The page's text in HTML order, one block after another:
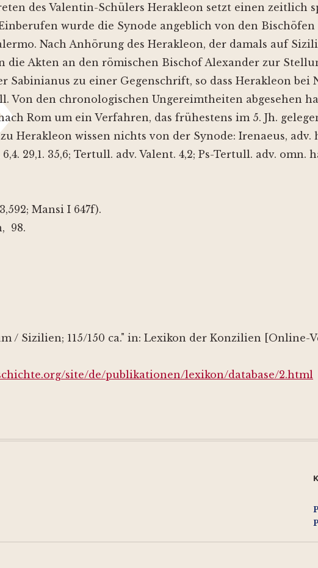
des Valentin-Schülers Herakleon setzt einen zeitlich
wurde die Synode angeblich von den Bischöfen
Nach Anhörung des Herakleon, der damals auf
die Akten an den römischen Bischof Alexander zur
Sabinianus zu einer Gegenschrift, so dass Herakleon bei
Von den chronologischen Ungereimtheiten abgesehen
Rom um ein Verfahren, das frühestens im 5. Jh.
Herakleon wissen nichts von der Synode: Irenaeus, adv.
29,1. 35,6; Tertull. adv. Valent. 4,2; Ps-Tertull. adv. omn.
Mansi I 647f).
98.
/ Sizilien; 115/150 ca." in: Lexikon der Konzilien [Online-
site/de/publikationen/lexikon/database/2.html